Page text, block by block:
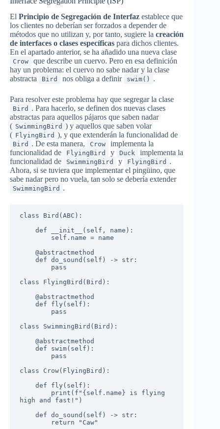
El Principio de Segregación de Interfaz establece que
los clientes no deberían ser forzados a depender de
métodos que no utilizan y, por tanto, sugiere la creación
de interfaces o clases específicas para dichos clientes.
En el apartado anterior, se ha añadido una nueva clase
Crow
que describe un cuervo. Pero en esa definición
hay un problema: el cuervo no sabe nadar y la clase
abstracta
Bird nos obliga a definir swim() .
Para resolver este problema hay que segregar la clase
Bird . Para hacerlo, se definen dos nuevas clases
abstractas para aquellos pájaros que saben nadar
( SwimmingBird ) y aquellos que saben volar
( FlyingBird ), y que extenderán la funcionalidad de
Bird . De esta manera, Crow
implementa la
funcionalidad de
FlyingBird y Duck
implementa la
funcionalidad de
SwimmingBird y FlyingBird .
Ahora, si se tuviera que implementar el pingüino, que
sabe nadar pero no vuela, tan solo se debería extender
SwimmingBird .
class Bird(ABC):
class FlyingBird(Bird):
class SwimmingBird(Bird):
class Crow(FlyingBird):
high and fast!")